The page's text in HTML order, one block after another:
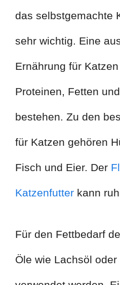
das selbstgemachte
sehr wichtig. Eine
Ernährung für
Proteinen, Fetten
bestehen. Zu den
für Katzen gehören
Fisch und Eier. Der
Katzenfutter kann
Für den Fettbedarf
Öle wie Lachsöl oder